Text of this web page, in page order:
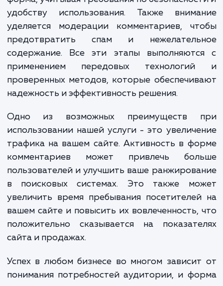
Процесс подключения
комментирования начинается с анализа
сайта и его аудитории, чтобы
наиболее подходящий тип формы
расположение. Затем настраивается
форма, учитывая требования по
удобству использования. Также
уделяется модерации комментариев,
предотвратить спам и
содержание. Все эти этапы
применением передовых
надежность и эффективность решения.
Одно из возможных преимуществ